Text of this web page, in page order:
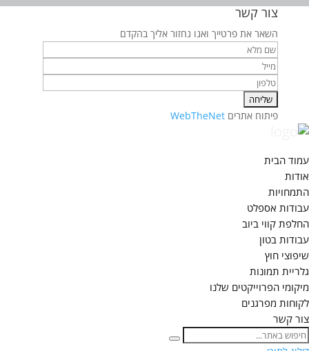
צור קשר
השאר את פרטייך ואנו נחזור אליך בהקדם
פיתוח אתרים WebTheNet
עמוד הבית
אודות
התמחויות
עבודות אספלט
החלפת קווי ביוב
עבודות בטון
שיפוצי חוץ
גלריית תמונות
מיקומי הפרוייקטים שלנו
לקוחות מפרגנים
צור קשר